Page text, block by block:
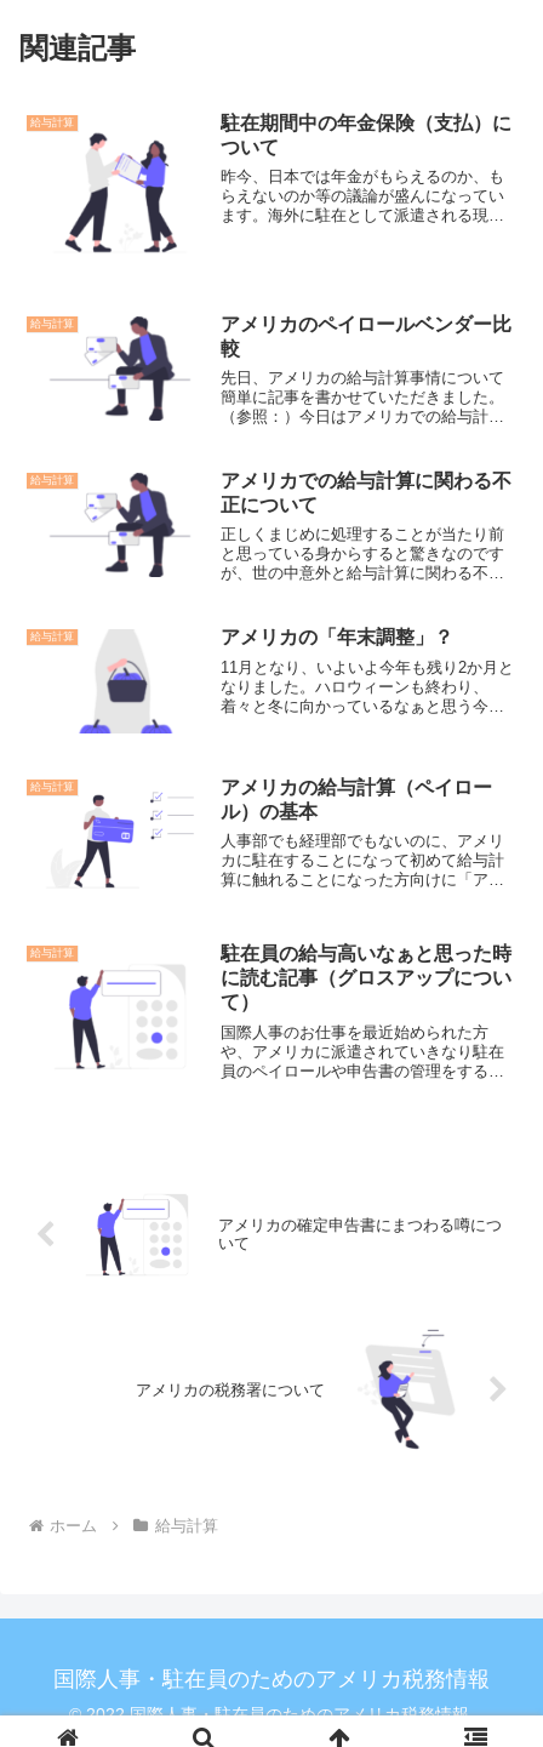
関連記事
給与計算
駐在期間中の年金保険（支払）に
ついて
昨今、日本では年金がもらえるのか、も
らえないのか等の議論が盛んになってい
ます。海外に駐在として派遣される現役
給与計算
アメリカのペイロールベンダー比
較
先日、アメリカの給与計算事情について
簡単に記事を書かせていただきました。
（参照：）今日はアメリカでの給与計算
います。アメリカのペイロールサービス
事情についてアメリカのペ...
給与計算
アメリカでの給与計算に関わる不
正について
正しくまじめに処理することが当たり前
と思っている身からすると驚きなのです
が、世の中意外と給与計算に関わる不正
算を使用した横領についての事件が公表
されていました。内容とし...
給与計算 アメリカの「年末調整」？
11月となり、いよいよ今年も残り2か月と
なりました。ハロウィーンも終わり、
着々と冬に向かっているなぁと思う今日
整の記事が掲載され...
給与計算
アメリカの給与計算（ペイロー
ル）の基本
人事部でも経理部でもないのに、アメリ
カに駐在することになって初めて給与計
算に触れることになった方向けに「アメ
おりますが、一度基本的な...
給与計算
駐在員の給与高いなぁと思った時
に読む記事（グロスアップについ
て）
国際人事のお仕事を最近始められた方
や、アメリカに派遣されていきなり駐在
員のペイロールや申告書の管理をするこ
アメリカの確定申告書にまつわる噂につ
いて
アメリカの税務署について
ホーム 給与計算
国際人事・駐在員のためのアメリカ税務情報
© 2022 国際人事・駐在員のためのアメリカ税務情報.